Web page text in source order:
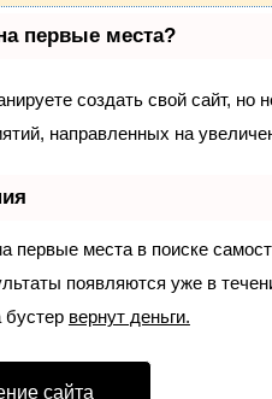
первые места?
создать свой сайт, но
направленных на
первые места в поиске
появляются уже в
вернут деньги.
сайта